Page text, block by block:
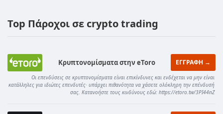
Top Πάροχοι σε crypto trading
Κρυπτονομίσματα στην eToro ΕΓΓΡΑΦΗ →
Οι επενδύσεις σε κρυπτονομίσματα είναι επικίνδυνες και ενδέχεται να μην είναι
κατάλληλες για ιδιώτες επενδυτές· υπάρχει πιθανότητα να χάσετε ολόκληρη την επένδυσή
σας. Κατανοήστε τους κινδύνους εδώ: https://etoro.tw/3PI44nZ